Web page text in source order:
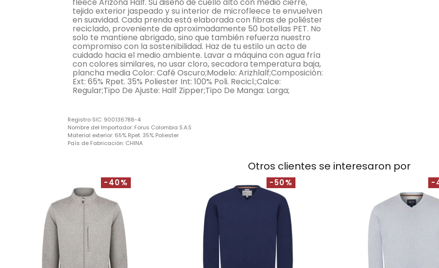
tejido exterior jaspeado y su interior de microfleece te envuelven
en suavidad. Cada prenda está elaborada con fibras de poliéster
reciclado, proveniente de aproximadamente 50 botellas PET. No
solo te mantiene abrigado, sino que también refuerza nuestro
compromiso con la sostenibilidad. Haz de tu estilo un acto de
cuidado hacia el medio ambiente. Lavar a máquina con agua fría
con colores similares, no usar cloro, secadora temperatura baja,
plancha media Color: Café Oscuro;Modelo: Arizhlalf;Composición:
Ext: 65% Rpet. 35% Poliester Int: 100% Poli. Recicl.;Calce:
Regular;Tipo De Ajuste: Half Zipper;Tipo De Manga: Larga;
Registro SIC: 900136788-4
Nombre del Importador: Forus Colombia S.A.S
Material exterior: 65% Rpet. 35% Poliester
País de Fabricación: CHINA
Otros clientes se interesaron por
-40% -50% -